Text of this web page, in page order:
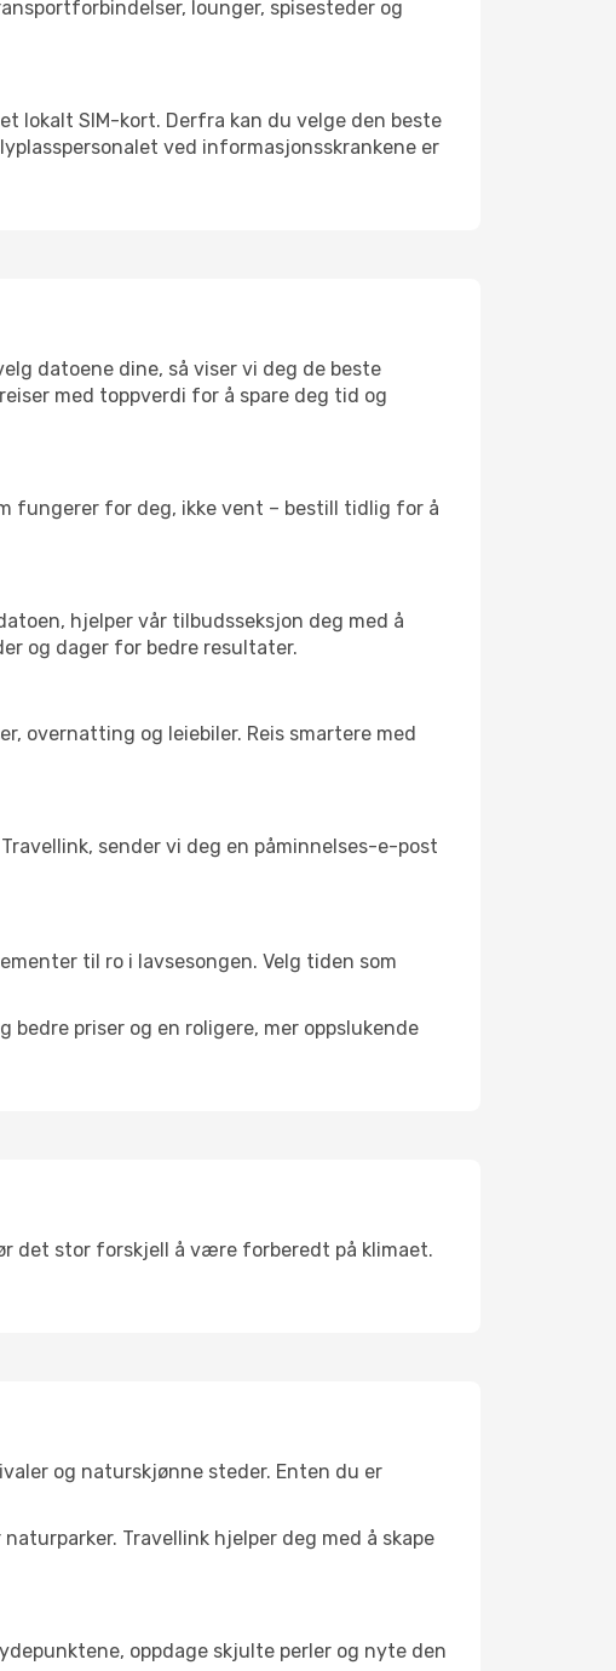
lounger, spisesteder og
lokalt SIM-kort. Derfra kan du velge den beste
ved informasjonsskrankene er
datoene dine, så viser vi deg de beste
med toppverdi for å spare deg tid og
fungerer for deg, ikke vent – bestill tidlig for å
hjelper vår tilbudsseksjon deg med å
og dager for bedre resultater.
overnatting og leiebiler. Reis smartere med
sender vi deg en påminnelses-e-post
til ro i lavsesongen. Velg tiden som
priser og en roligere, mer oppslukende
det stor forskjell å være forberedt på klimaet.
og naturskjønne steder. Enten du er
Travellink hjelper deg med å skape
oppdage skjulte perler og nyte den